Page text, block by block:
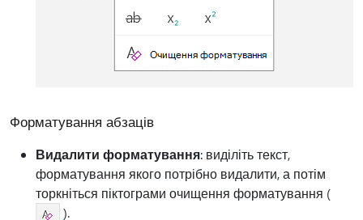
Форматування абзаців
Видалити форматування: виділіть текст,
форматування якого потрібно видалити, а потім
торкніться піктограми очищення форматування (
).